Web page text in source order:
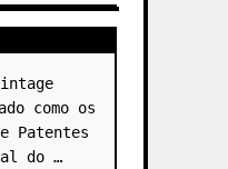
como os
Patentes
do